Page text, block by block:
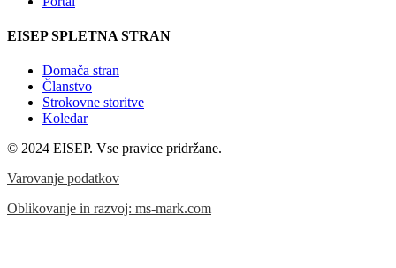
EISEP SPLETNA STRAN
Domača stran
Članstvo
Strokovne storitve
Koledar
© 2024 EISEP. Vse pravice pridržane.
Varovanje podatkov
Oblikovanje in razvoj: ms-mark.com